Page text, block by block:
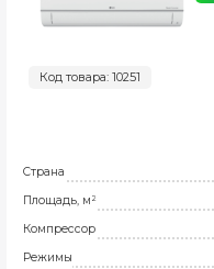
Код товара: 10251
Страна
Площадь, м²
Компрессор
Режимы